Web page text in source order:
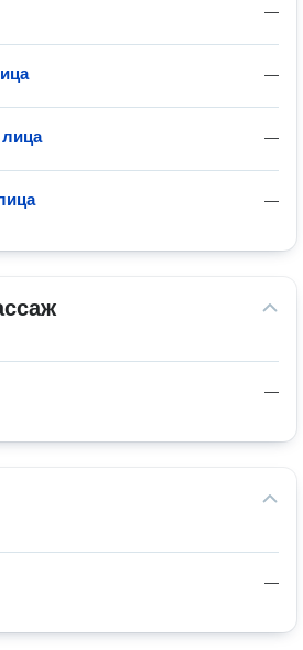
—
—
—
—
—
—